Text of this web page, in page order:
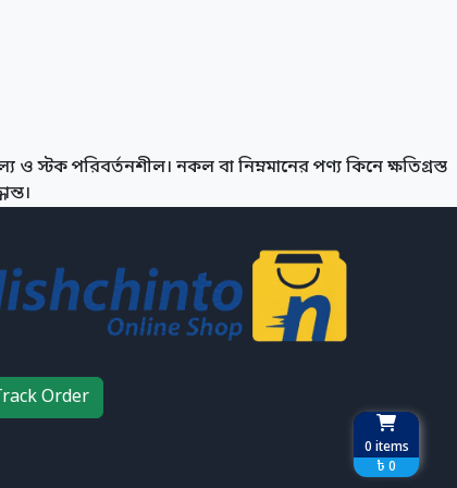
0 items
৳ 0
ও স্টক পরিবর্তনশীল। নকল বা নিম্নমানের পণ্য কিনে ক্ষতিগ্রস্ত
Order